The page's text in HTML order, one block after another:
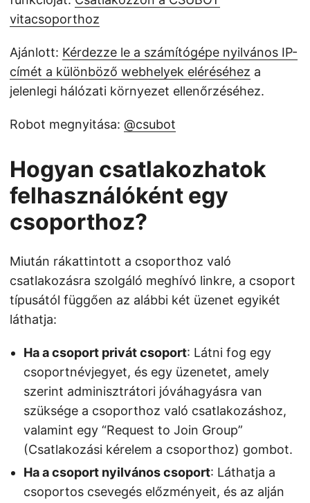
vitacsoporthoz
Ajánlott: Kérdezze le a számítógépe nyilvános IP-
címét a különböző webhelyek eléréséhez a
jelenlegi hálózati környezet ellenőrzéséhez.
Robot megnyitása: @csubot
Hogyan csatlakozhatok
felhasználóként egy
csoporthoz?
Miután rákattintott a csoporthoz való
csatlakozásra szolgáló meghívó linkre, a csoport
típusától függően az alábbi két üzenet egyikét
láthatja:
Ha a csoport privát csoport: Látni fog egy
csoportnévjegyet, és egy üzenetet, amely
szerint adminisztrátori jóváhagyásra van
szüksége a csoporthoz való csatlakozáshoz,
valamint egy “Request to Join Group”
(Csatlakozási kérelem a csoporthoz) gombot.
Ha a csoport nyilvános csoport: Láthatja a
csoportos csevegés előzményeit, és az alján